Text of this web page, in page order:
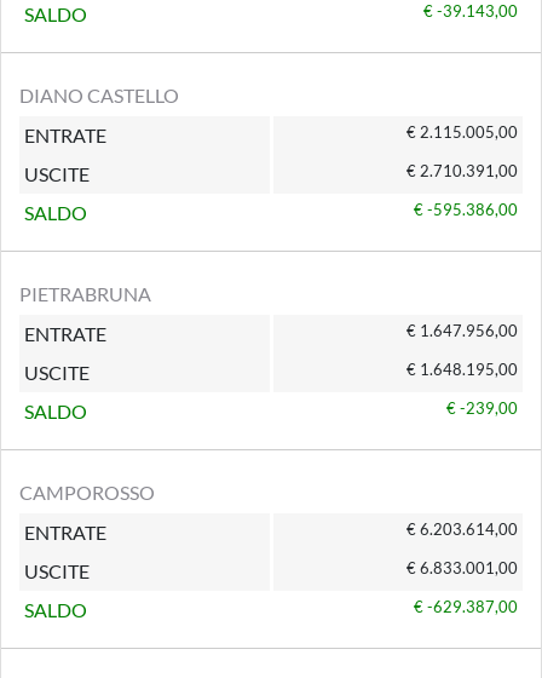
SALDO € -39.143,00
DIANO CASTELLO
ENTRATE
€ 2.115.005,00
USCITE € 2.710.391,00
SALDO € -595.386,00
PIETRABRUNA
ENTRATE
€ 1.647.956,00
USCITE € 1.648.195,00
SALDO € -239,00
CAMPOROSSO
ENTRATE
€ 6.203.614,00
USCITE € 6.833.001,00
SALDO € -629.387,00